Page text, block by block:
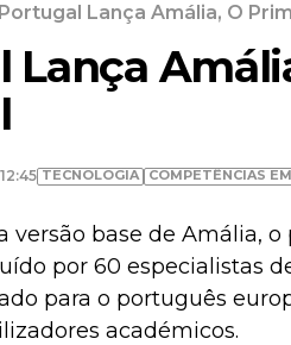
Portugal Lança Amália, O
Lança
TECNOLOGIA COMPETÊNCIAS
versão base de Amália,
por 60 especialistas
para o português
académicos.